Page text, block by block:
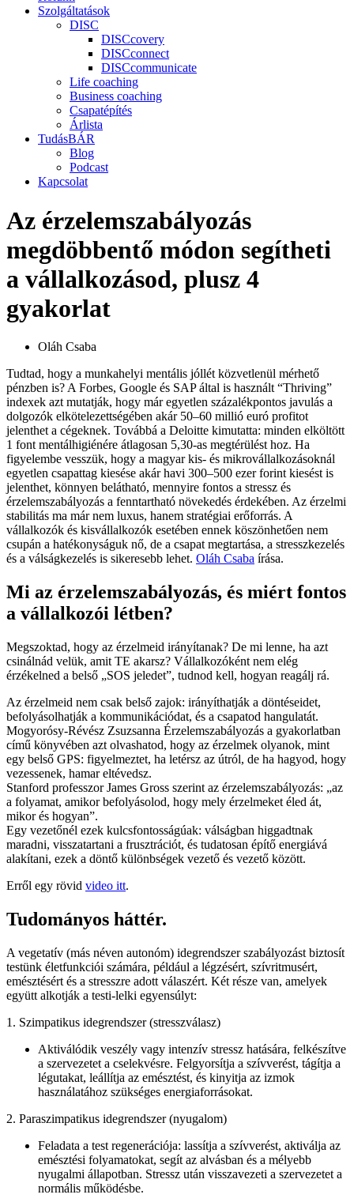
Szolgáltatások
DISC
DISCcovery
DISCconnect
DISCcommunicate
Life coaching
Business coaching
Csapatépítés
Árlista
TudásBÁR
Blog
Podcast
Kapcsolat
Az érzelemszabályozás
megdöbbentő módon segítheti
a vállalkozásod, plusz 4
gyakorlat
Oláh Csaba
Tudtad, hogy a munkahelyi mentális jóllét közvetlenül mérhető
pénzben is? A Forbes, Google és SAP által is használt “Thriving”
indexek azt mutatják, hogy már egyetlen százalékpontos javulás a
dolgozók elkötelezettségében akár 50–60 millió euró profitot
jelenthet a cégeknek. Továbbá a Deloitte kimutatta: minden elköltött
1 font mentálhigiénére átlagosan 5,30‑as megtérülést hoz. Ha
figyelembe vesszük, hogy a magyar kis- és mikrovállalkozásoknál
egyetlen csapattag kiesése akár havi 300–500 ezer forint kiesést is
jelenthet, könnyen belátható, mennyire fontos a stressz és
érzelemszabályozás a fenntartható növekedés érdekében. Az érzelmi
stabilitás ma már nem luxus, hanem stratégiai erőforrás. A
vállalkozók és kisvállalkozók esetében ennek köszönhetően nem
csupán a hatékonyságuk nő, de a csapat megtartása, a stresszkezelés
és a válságkezelés is sikeresebb lehet. Oláh Csaba írása.
Mi az érzelemszabályozás, és miért fontos
a vállalkozói létben?
Megszoktad, hogy az érzelmeid irányítanak? De mi lenne, ha azt
csinálnád velük, amit TE akarsz? Vállalkozóként nem elég
érzékelned a belső „SOS jeledet”, tudnod kell, hogyan reagálj rá.
Az érzelmeid nem csak belső zajok: irányíthatják a döntéseidet,
befolyásolhatják a kommunikációdat, és a csapatod hangulatát.
Mogyorósy‑Révész Zsuzsanna Érzelemszabályozás a gyakorlatban
című könyvében azt olvashatod, hogy az érzelmek olyanok, mint
egy belső GPS: figyelmeztet, ha letérsz az útról, de ha hagyod, hogy
vezessenek, hamar eltévedsz.
Stanford professzor James Gross szerint az érzelemszabályozás: „az
a folyamat, amikor befolyásolod, hogy mely érzelmeket éled át,
mikor és hogyan”.
Egy vezetőnél ezek kulcsfontosságúak: válságban higgadtnak
maradni, visszatartani a frusztrációt, és tudatosan építő energiává
alakítani, ezek a döntő különbségek vezető és vezető között.
Erről egy rövid video itt.
Tudományos háttér.
A vegetatív (más néven autonóm) idegrendszer szabályozást biztosít
testünk életfunkciói számára, például a légzésért, szívritmusért,
emésztésért és a stresszre adott válaszért. Két része van, amelyek
együtt alkotják a testi-lelki egyensúlyt:
1. Szimpatikus idegrendszer (stresszválasz)
Aktiválódik veszély vagy intenzív stressz hatására, felkészítve
a szervezetet a cselekvésre. Felgyorsítja a szívverést, tágítja a
légutakat, leállítja az emésztést, és kinyitja az izmok
használatához szükséges energiaforrásokat.
2. Paraszimpatikus idegrendszer (nyugalom)
Feladata a test regenerációja: lassítja a szívverést, aktiválja az
emésztési folyamatokat, segít az alvásban és a mélyebb
nyugalmi állapotban. Stressz után visszavezeti a szervezetet a
normális működésbe.